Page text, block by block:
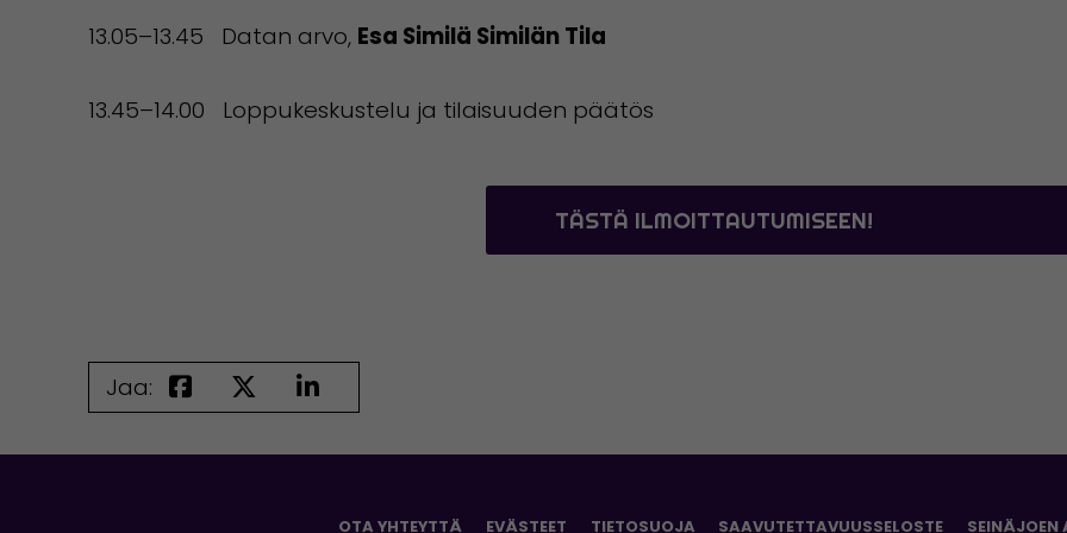
13.05–13.45 Datan arvo, Esa Similä Similän Tila
13.45–14.00 Loppukeskustelu ja tilaisuuden päätös
TÄSTÄ ILMOITTAUTUMISEEN!
Jaa:
OTA YHTEYTTÄ EVÄSTEET TIETOSUOJA SAAVUTETTAVUUSSELOSTE SEINÄJOEN